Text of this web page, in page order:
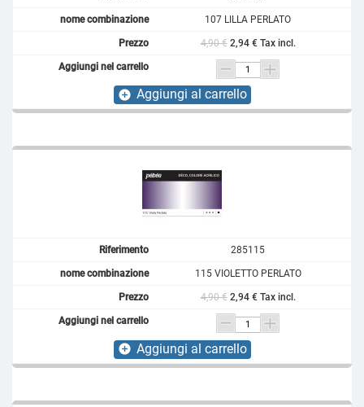
107 LILLA PERLATO
4,90 € 2,94 € Tax incl.
add_circle Aggiungi al carrello
285115
115 VIOLETTO PERLATO
4,90 € 2,94 € Tax incl.
add_circle Aggiungi al carrello